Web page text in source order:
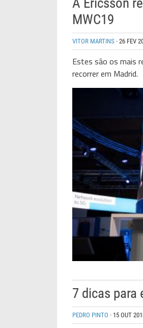
MWC19
VITOR MARTINS · 26 FEV
Estes são os mais
recorrer em Madrid.
7 dicas para
PEDRO PINTO · 15 OUT